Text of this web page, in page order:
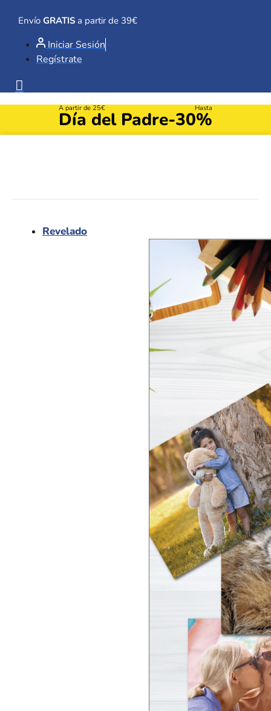
contenido
Envío GRATIS a partir de 39€
Iniciar Sesión
Regístrate
A partir de 25€
Día del Padre
Hasta
-30%
Revelado